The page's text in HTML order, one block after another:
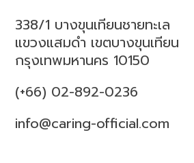
338/1 บางขุนเทียนชายทะเล
แขวงแสมดำ เขตบางขุนเทียน
กรุงเทพมหานคร 10150
(+66) 02-892-0236
info@caring-official.com